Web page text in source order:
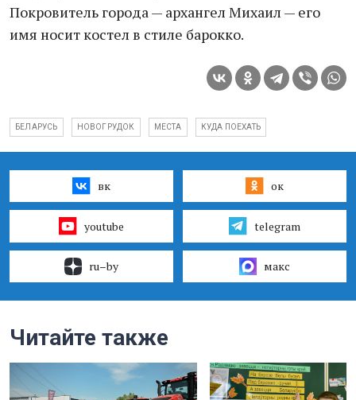
Покровитель города — архангел Михаил — его
имя носит костел в стиле барокко.
БЕЛАРУСЬ НОВОГРУДОК МЕСТА КУДА ПОЕХАТЬ
вк ок
youtube telegram
ru–by макс
Читайте также